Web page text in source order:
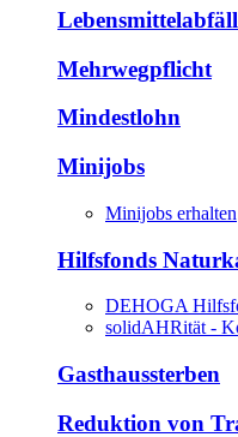
Mehrwegpflicht
Mindestlohn
Minijobs
Minijobs erhalten
Hilfsfonds
DEHOGA
solidAHRität -
Gasthaussterben
Reduktion von